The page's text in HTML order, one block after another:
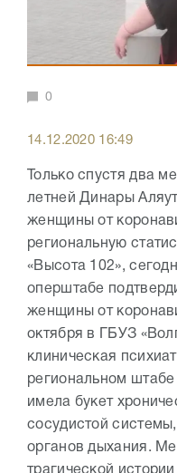
0
14.12.2020 16:49
Только спустя два
летней Динары
женщины от
региональную
«Высота 102»,
оперштабе
женщины от
октября в ГБУЗ
клиническая
региональном
имела букет
сосудистой
органов дыхания.